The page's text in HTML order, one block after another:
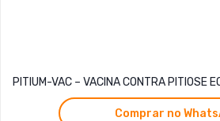
PITIUM-VAC – VACINA CONTRA PITIOSE
Comprar no